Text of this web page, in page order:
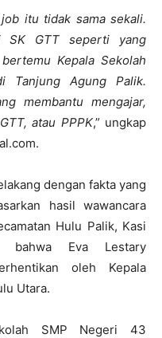
itu tidak sama sekali.
SK GTT seperti yang
Kepala Sekolah
Tanjung Agung Palik.
membantu mengajar,
atau PPPK,” ungkap
dengan fakta yang
hasil wawancara
Hulu Palik, Kasi
bahwa Eva Lestary
oleh Kepala
Utara.
SMP Negeri 43